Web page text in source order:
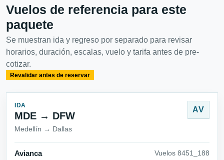
Vuelos de referencia para este
paquete
Se muestran ida y regreso por separado para revisar
horarios, duración, escalas, vuelo y tarifa antes de pre-
cotizar.
Revalidar antes de reservar
IDA
MDE → DFW
Medellín → Dallas
AV
Avianca Vuelos 8451_188